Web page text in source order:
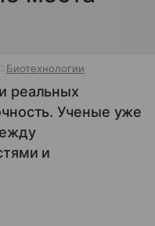
Биотехнологии
реальных
Ученые уже
и